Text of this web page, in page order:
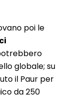
poi le
globale; su
il Paur per
da 250